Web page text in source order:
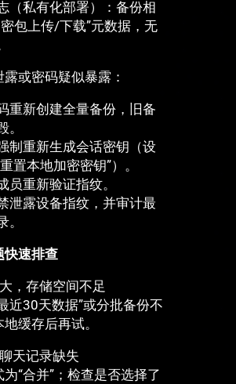
（私有化部署）：备份相
包上传/下载”元数据，无
或密码疑似暴露：
重新创建全量备份，旧备
制重新生成会话密钥（设
置本地加密密钥”）。
员重新验证指纹。
泄露设备指纹，并审计最
快速排查
，存储空间不足
近30天数据”或分批备份不
缓存后再试。
天记录缺失
“合并”；检查是否选择了